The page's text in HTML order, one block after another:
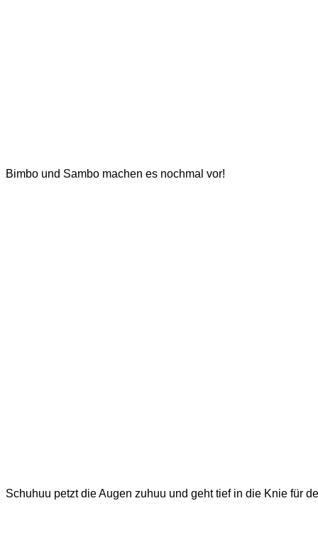
Bimbo und Sambo machen es nochmal vor!
Schuhuu petzt die Augen zuhuu und geht tief in die Knie für